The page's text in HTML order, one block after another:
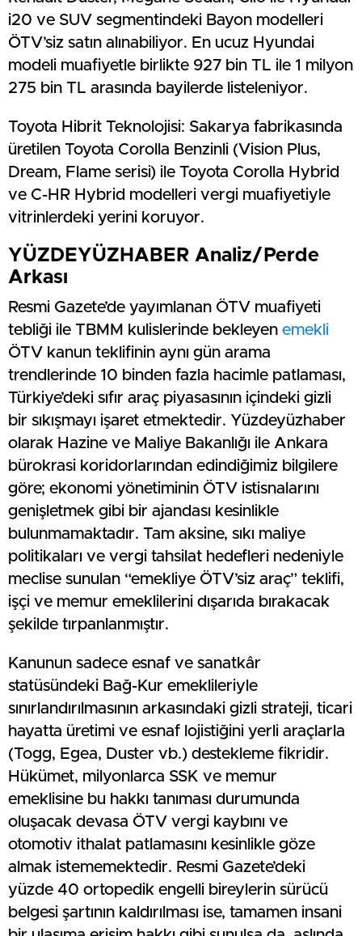
i20 ve SUV segmentindeki Bayon modelleri
ÖTV’siz satın alınabiliyor. En ucuz Hyundai
modeli muafiyetle birlikte 927 bin TL ile 1 milyon
275 bin TL arasında bayilerde listeleniyor.
Toyota Hibrit Teknolojisi: Sakarya fabrikasında
üretilen Toyota Corolla Benzinli (Vision Plus,
Dream, Flame serisi) ile Toyota Corolla Hybrid
ve C-HR Hybrid modelleri vergi muafiyetiyle
vitrinlerdeki yerini koruyor.
YÜZDEYÜZHABER Analiz/Perde
Arkası
Resmi Gazete’de yayımlanan ÖTV muafiyeti
tebliği ile TBMM kulislerinde bekleyen emekli
ÖTV kanun teklifinin aynı gün arama
trendlerinde 10 binden fazla hacimle patlaması,
Türkiye’deki sıfır araç piyasasının içindeki gizli
bir sıkışmayı işaret etmektedir. Yüzdeyüzhaber
olarak Hazine ve Maliye Bakanlığı ile Ankara
bürokrasi koridorlarından edindiğimiz bilgilere
göre; ekonomi yönetiminin ÖTV istisnalarını
genişletmek gibi bir ajandası kesinlikle
bulunmamaktadır. Tam aksine, sıkı maliye
politikaları ve vergi tahsilat hedefleri nedeniyle
meclise sunulan “emekliye ÖTV’siz araç” teklifi,
işçi ve memur emeklilerini dışarıda bırakacak
şekilde tırpanlanmıştır.
Kanunun sadece esnaf ve sanatkâr
statüsündeki Bağ-Kur emeklileriyle
sınırlandırılmasının arkasındaki gizli strateji, ticari
hayatta üretimi ve esnaf lojistiğini yerli araçlarla
(Togg, Egea, Duster vb.) destekleme fikridir.
Hükümet, milyonlarca SSK ve memur
emeklisine bu hakkı tanıması durumunda
oluşacak devasa ÖTV vergi kaybını ve
otomotiv ithalat patlamasını kesinlikle göze
almak istememektedir. Resmi Gazete’deki
yüzde 40 ortopedik engelli bireylerin sürücü
belgesi şartının kaldırılması ise, tamamen insani